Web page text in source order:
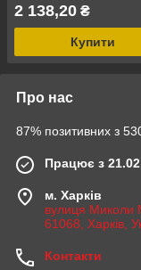
2 138,20 ₴
Купити
Про нас
87% позитивних з 530
Працює з
м. Харків
вулиця Миколи
61068, Харків,
Контакти